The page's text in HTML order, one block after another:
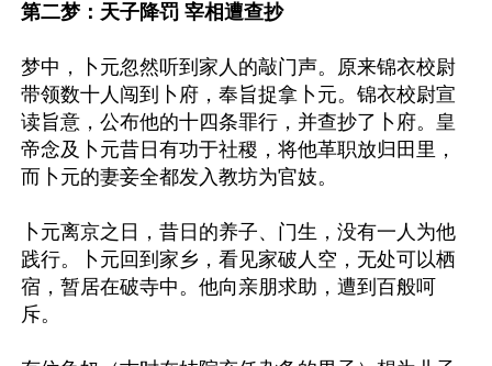
第二梦：天子降罚 宰相遭查抄
梦中，卜元忽然听到家人的敲门声。原来锦衣校尉
带领数十人闯到卜府，奉旨捉拿卜元。锦衣校尉宣
读旨意，公布他的十四条罪行，并查抄了卜府。皇
帝念及卜元昔日有功于社稷，将他革职放归田里，
而卜元的妻妾全都发入教坊为官妓。
卜元离京之日，昔日的养子、门生，没有一人为他
践行。卜元回到家乡，看见家破人空，无处可以栖
宿，暂居在破寺中。他向亲朋求助，遭到百般呵
斥。